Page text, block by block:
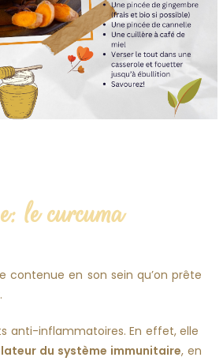
le curcuma
contenue en son sein qu’on prête
anti-inflammatoires. En effet, elle
du système immunitaire, en